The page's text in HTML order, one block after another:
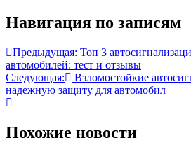
Навигация по записям
Предыдущая: Топ 3
автомобилей: тест и отзывы
Следующая:
Взломостойкие
надежную защиту для автомобил
Похожие новости